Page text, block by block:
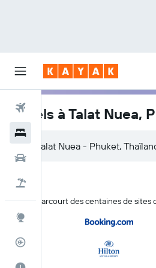
Vols
Hôtels à Talat Nuea,
KAYAK parcourt des centaines de sites